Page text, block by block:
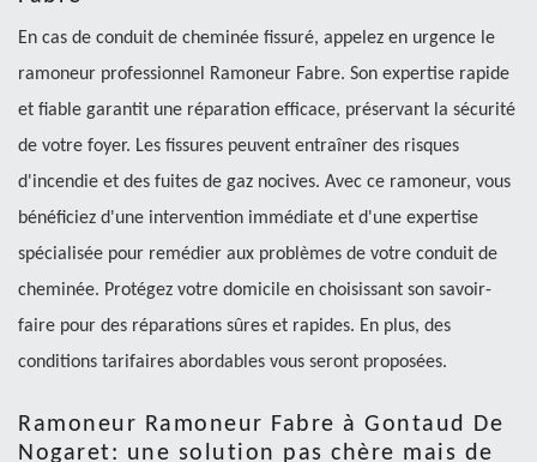
En cas de conduit de cheminée fissuré, appelez en urgence le
ramoneur professionnel Ramoneur Fabre. Son expertise rapide
et fiable garantit une réparation efficace, préservant la sécurité
de votre foyer. Les fissures peuvent entraîner des risques
d'incendie et des fuites de gaz nocives. Avec ce ramoneur, vous
bénéficiez d'une intervention immédiate et d'une expertise
spécialisée pour remédier aux problèmes de votre conduit de
cheminée. Protégez votre domicile en choisissant son savoir-
faire pour des réparations sûres et rapides. En plus, des
conditions tarifaires abordables vous seront proposées.
Ramoneur Ramoneur Fabre à Gontaud De
Nogaret: une solution pas chère mais de